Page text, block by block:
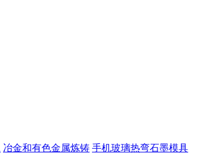
冶金和有色金属炼铸 手机玻璃热弯石墨模具